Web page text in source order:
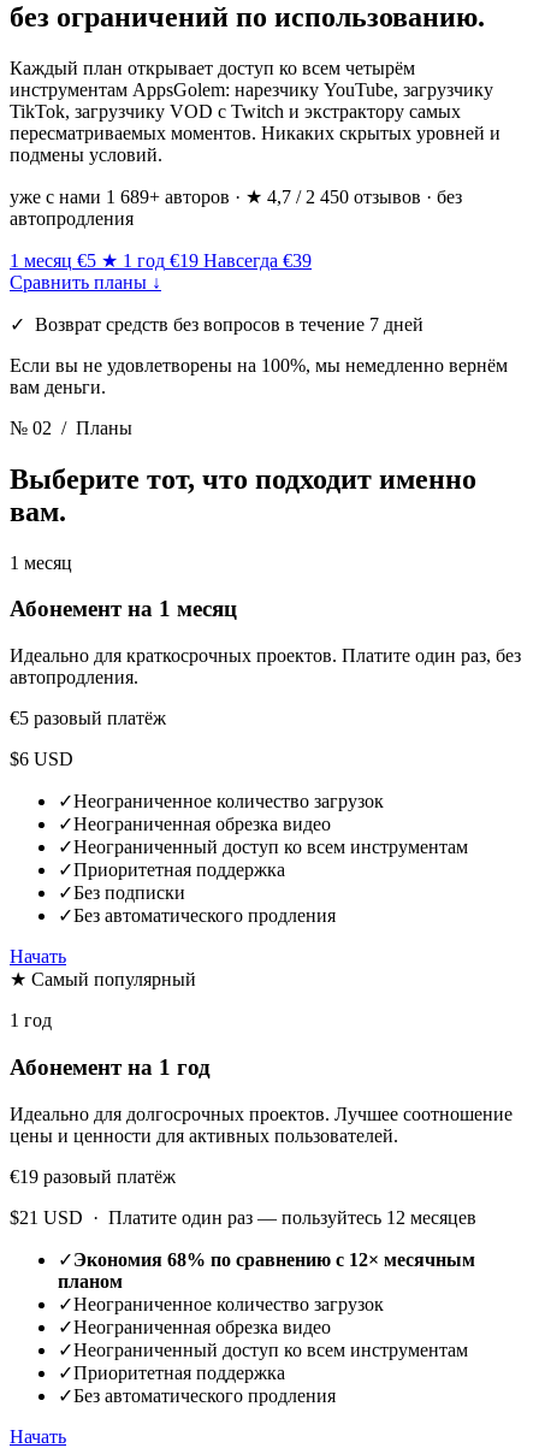
без ограничений по использованию.
Каждый план открывает доступ ко всем четырём
инструментам AppsGolem: нарезчику YouTube, загрузчику
TikTok, загрузчику VOD с Twitch и экстрактору самых
пересматриваемых моментов. Никаких скрытых уровней и
подмены условий.
уже с нами 1 689+ авторов · ★ 4,7 / 2 450 отзывов · без
автопродления
1 месяц €5 ★ 1 год €19 Навсегда €39
Сравнить планы ↓
✓ Возврат средств без вопросов в течение 7 дней
Если вы не удовлетворены на 100%, мы немедленно вернём
вам деньги.
№ 02 / Планы
Выберите тот, что подходит именно
вам.
1 месяц
Абонемент на 1 месяц
Идеально для краткосрочных проектов. Платите один раз, без
автопродления.
€5 разовый платёж
$6 USD
✓Неограниченное количество загрузок
✓Неограниченная обрезка видео
✓Неограниченный доступ ко всем инструментам
✓Приоритетная поддержка
✓Без подписки
✓Без автоматического продления
Начать
★ Самый популярный
1 год
Абонемент на 1 год
Идеально для долгосрочных проектов. Лучшее соотношение
цены и ценности для активных пользователей.
€19 разовый платёж
$21 USD · Платите один раз — пользуйтесь 12 месяцев
✓Экономия 68% по сравнению с 12× месячным
планом
✓Неограниченное количество загрузок
✓Неограниченная обрезка видео
✓Неограниченный доступ ко всем инструментам
✓Приоритетная поддержка
✓Без автоматического продления
Начать